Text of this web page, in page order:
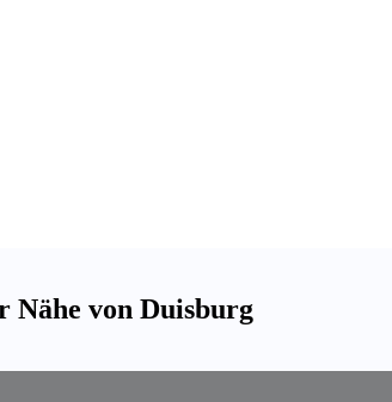
Nähe von Duisburg